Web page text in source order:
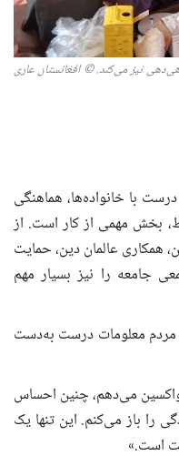
نیز می‌کند. © افغانستان عاری
با خانواده‌ها، هماهنگی
بخش مهمی از کار است. از
همکاری عالمان دین، حمایت
جامعه را نیز بسیار مهم
مردم معلومات درست به‌دست
می‌دهم، چنین احساس
را باز می‌کنم. این تنها یک
است.»